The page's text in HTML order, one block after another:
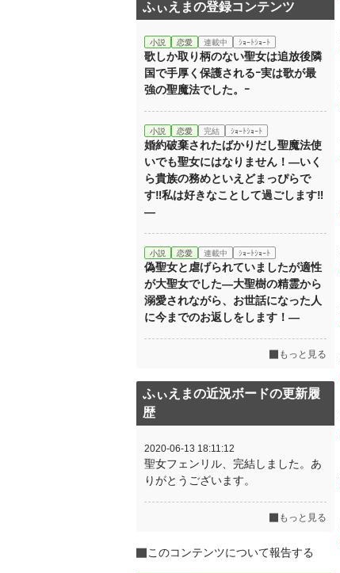
ふぃえまの登録コンテンツ
小説 恋愛 連載中 ｼｮｰﾄｼｮｰﾄ
歌しか取り柄のない聖女は追放後隣
国で手厚く保護されるｰ実は歌が最
強の聖魔法でした。ｰ
小説 恋愛 完結 ｼｮｰﾄｼｮｰﾄ
婚約破棄されたばかりだし聖魔法使
いでも聖女にはなりません！―いく
ら貴族の務めといえどまっぴらで
す‼私は好きなことして過ごします‼
―
小説 恋愛 連載中 ｼｮｰﾄｼｮｰﾄ
偽聖女と虐げられていましたが適性
が大聖女でした―大聖樹の精霊から
溺愛されながら、お世話になった人
に今までのお返しをします！―
もっと見る
ふぃえまの近況ボードの更新履
歴
2020-06-13 18:11:12
聖女フェンリル、完結しました。あ
りがとうございます。
もっと見る
このコンテンツについて報告する